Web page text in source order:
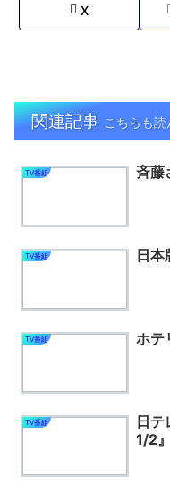
X
関連記事 こちらも
TV番組 斉
TV番組 日
TV番組 ホテ
TV番組
日テ
1/2